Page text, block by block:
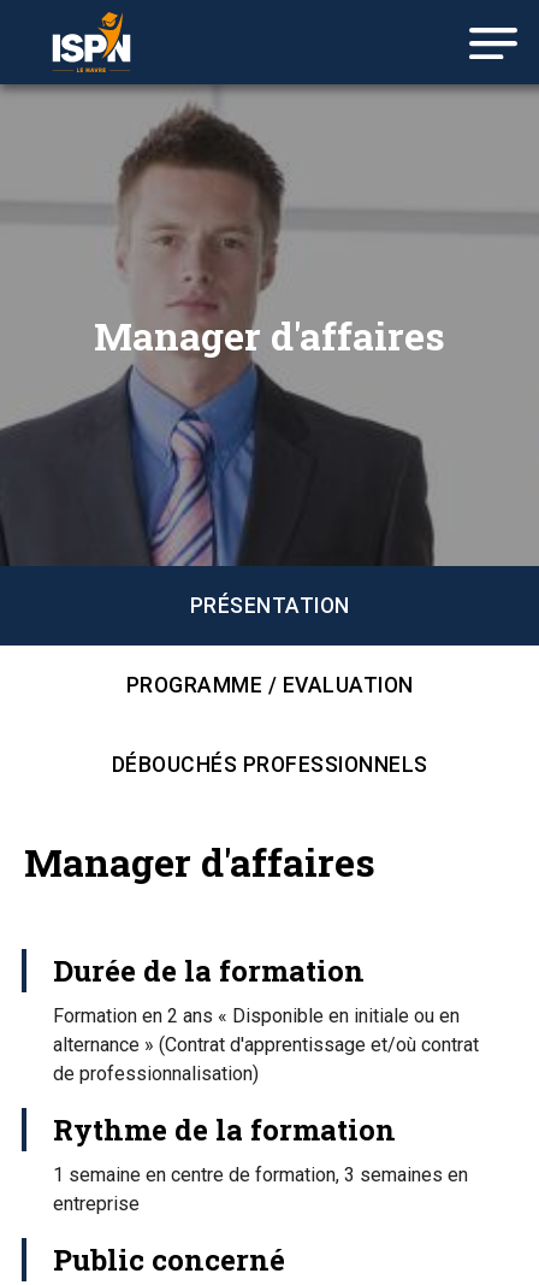
Manager d'affaires
PRÉSENTATION
PROGRAMME / EVALUATION
DÉBOUCHÉS PROFESSIONNELS
Manager d'affaires
Durée de la formation
Formation en 2 ans « Disponible en initiale ou en
alternance » (Contrat d'apprentissage et/où contrat
de professionnalisation)
Rythme de la formation
1 semaine en centre de formation, 3 semaines en
entreprise
Public concerné